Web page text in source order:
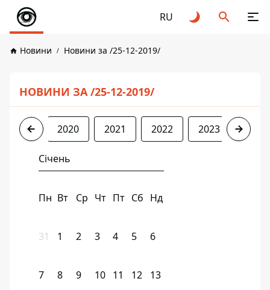
RU
Новини Новини за /25-12-2019/
НОВИНИ ЗА /25-12-2019/
2019 2020 2021 2022 2023 2024
Січень
Пн Вт Ср Чт Пт Сб Нд
31 1 2 3 4 5 6
7 8 9 10 11 12 13